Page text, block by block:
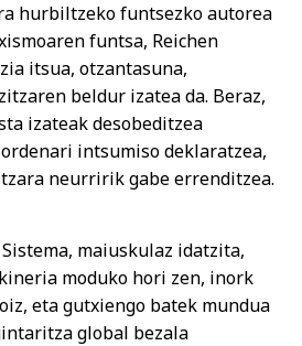
hurbiltzeko funtsezko autorea
funtsa, Reichen
itsua, otzantasuna,
beldur izatea da. Beraz,
izateak desobeditzea
intsumiso deklaratzea,
neurririk gabe errenditzea.
maiuskulaz idatzita,
moduko hori zen, inork
eta gutxiengo batek mundua
global bezala